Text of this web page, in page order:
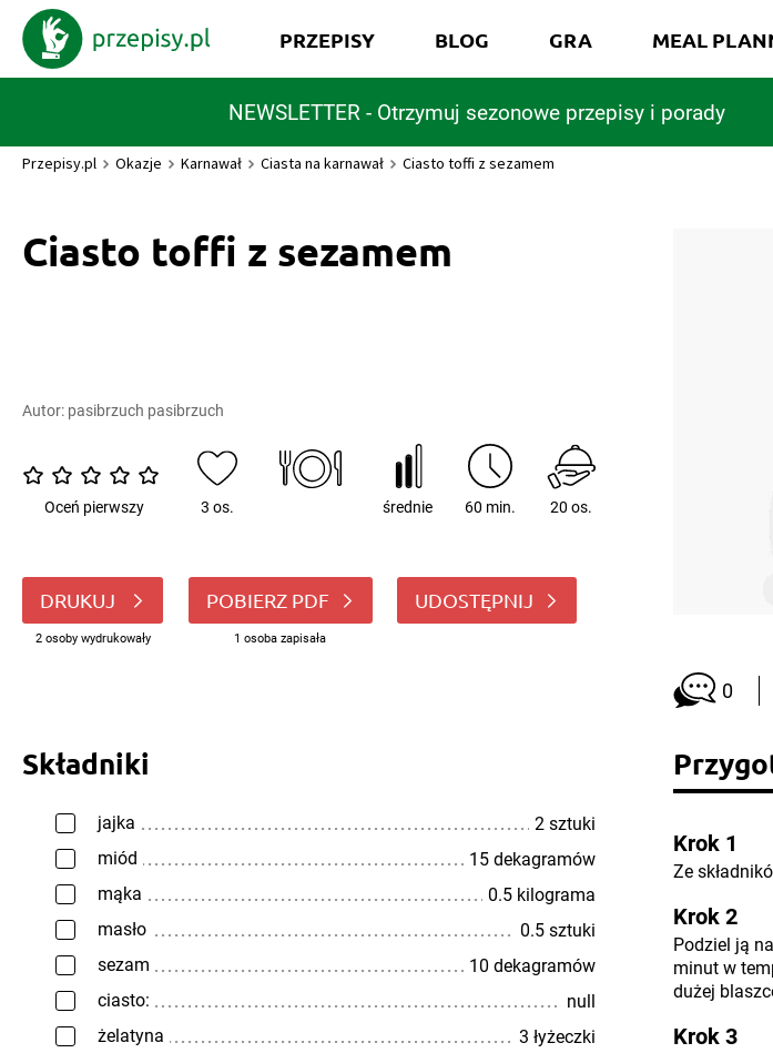
NEWSLETTER - Otrzymuj sezonowe przepisy i porady
PRZEPISY BLOG GRA MEAL
Przepisy.pl Okazje Karnawał Ciasta na karnawał Ciasto toffi z sezamem
Ciasto toffi z sezamem
Autor: pasibrzuch pasibrzuch
Oceń pierwszy 3 os. średnie 60 min. 20 os.
DRUKUJ
2 osoby wydrukowały
POBIERZ PDF
1 osoba zapisała
UDOSTĘPNIJ
0
Składniki
jajka
2 sztuki
miód
15 dekagramów
mąka
0.5 kilograma
masło
0.5 sztuki
sezam
10 dekagramów
ciasto:
null
żelatyna
3 łyżeczki
Krok 1
Ze
Krok 2
Podziel ją
minut w
dużej
Krok 3